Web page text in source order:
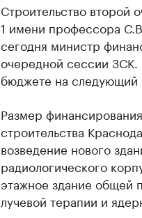
Строительство второй
1 имени профессора
сегодня министр
очередной сессии
бюджете на следующий
Размер
строительства
возведение нового
радиологиче­ского
этажное здание общей
лучевой терапии и